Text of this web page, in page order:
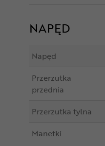
NAPĘD
Napęd
Przerzutka
przednia
Przerzutka tylna
Manetki